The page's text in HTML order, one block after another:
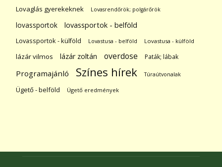
Lovaglás gyerekeknek Lovasrendőrök; polgárőrök
lovassportok lovassportok - belföld
Lovassportok - külföld Lovastusa - belföld Lovastusa - külföld
lázár vilmos lázár zoltán overdose Paták; lábak
Programajánló Színes hírek Túraútvonalak
Ügető - belföld Ügető eredmények